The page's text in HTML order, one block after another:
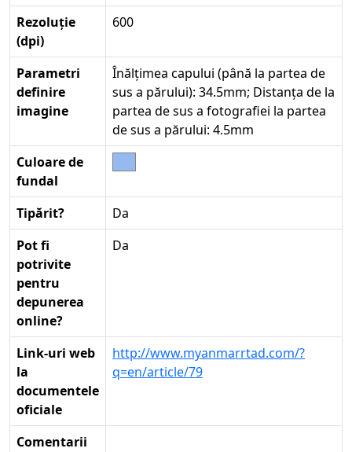
Rezoluție
(dpi)
600
Parametri
definire
imagine
Înălțimea capului (până la partea de
sus a părului): 34.5mm; Distanța de la
partea de sus a fotografiei la partea
de sus a părului: 4.5mm
Culoare de
fundal
Tipărit?
Da
Pot fi
potrivite
pentru
depunerea
online?
Da
Link-uri web
la
documentele
oficiale
http://www.myanmarrtad.com/?
q=en/article/79
Comentarii